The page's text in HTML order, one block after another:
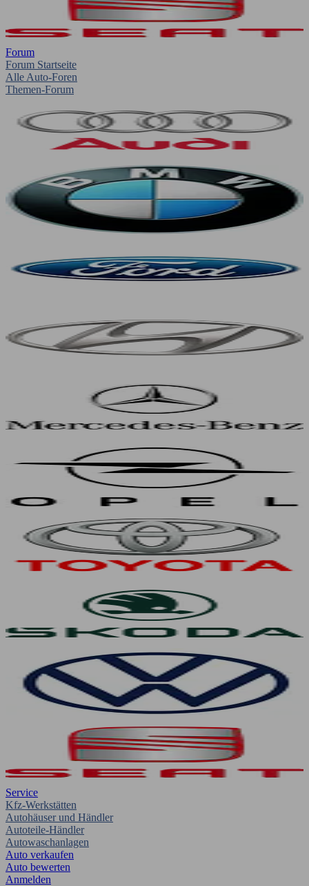
Forum
Forum Startseite
Alle Auto-Foren
Themen-Forum
Service
Kfz-Werkstätten
Autohäuser und Händler
Autoteile-Händler
Autowaschanlagen
Auto verkaufen
Auto bewerten
Anmelden